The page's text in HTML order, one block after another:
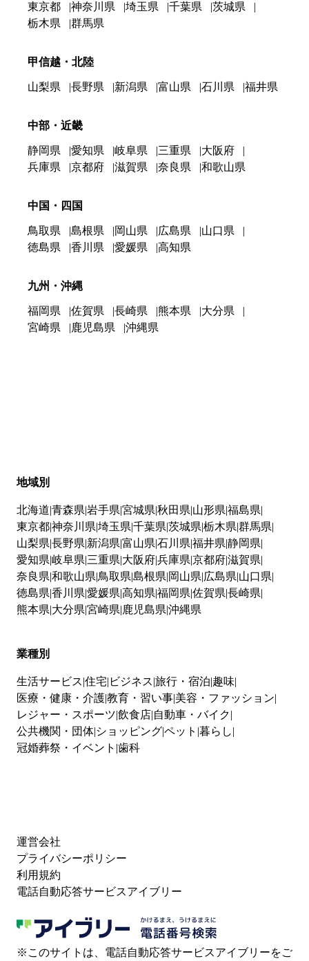
東京都 神奈川県 埼玉県 千葉県
茨城県
栃木県
群馬県
甲信越・北陸
山梨県 長野県 新潟県 富山県 石川県 福井県
中部・近畿
静岡県 愛知県 岐阜県 三重県
大阪府
兵庫県
京都府 滋賀県 奈良県 和歌山県
中国・四国
鳥取県 島根県 岡山県 広島県
山口県
徳島県
香川県 愛媛県 高知県
九州・沖縄
福岡県 佐賀県 長崎県 熊本県
大分県
宮崎県
鹿児島県 沖縄県
地域別
北海道 青森県 岩手県 宮城県 秋田県 山形県 福島県
東京都神奈川県 埼玉県 千葉県 茨城県 栃木県 群馬県
山梨県 長野県 新潟県 富山県 石川県 福井県 静岡県
愛知県 岐阜県 三重県 大阪府兵庫県 京都府滋賀県
奈良県 和歌山県 鳥取県 島根県 岡山県 広島県 山口県
徳島県 香川県 愛媛県 高知県 福岡県 佐賀県 長崎県
熊本県 大分県 宮崎県 鹿児島県 沖縄県
業種別
生活サービス 住宅 ビジネス 旅行・宿泊 趣味
医療・健康・介護教育・習い事 美容・ファッション
レジャー・スポーツ 飲食店 自動車・バイク
公共機関・団体 ショッピングペット 暮らし
冠婚葬祭・イベント 歯科
運営会社
プライバシーポリシー
利用規約
電話自動応答サービスアイブリー
※このサイトは、電話自動応答サービスアイブリーをご